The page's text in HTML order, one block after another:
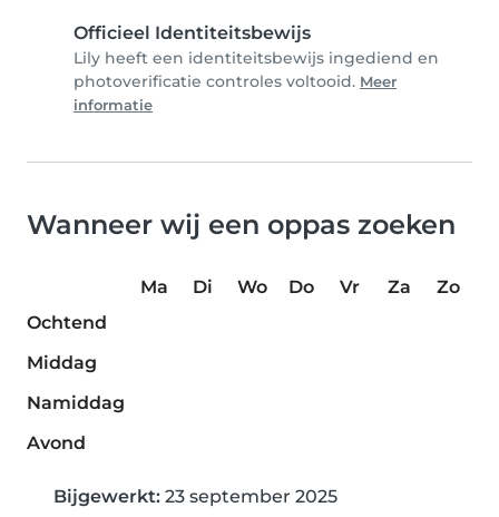
Officieel Identiteitsbewijs
Lily heeft een identiteitsbewijs ingediend en
photoverificatie controles voltooid. Meer
informatie
Wanneer wij een oppas zoeken
Ma Di Wo Do Vr Za
Zo
Ochtend
Middag
Namiddag
Avond
Bijgewerkt: 23 september 2025